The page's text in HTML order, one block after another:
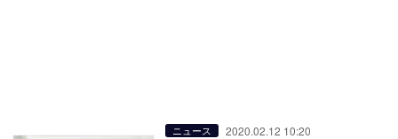
ニュース 2020.02.12 10:20